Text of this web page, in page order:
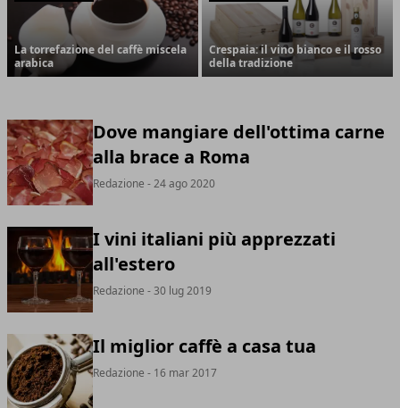
La torrefazione del caffè miscela
arabica
Crespaia: il vino bianco e il rosso
della tradizione
Dove mangiare dell'ottima carne
alla brace a Roma
Redazione - 24 ago 2020
I vini italiani più apprezzati
all'estero
Redazione - 30 lug 2019
Il miglior caffè a casa tua
Redazione - 16 mar 2017